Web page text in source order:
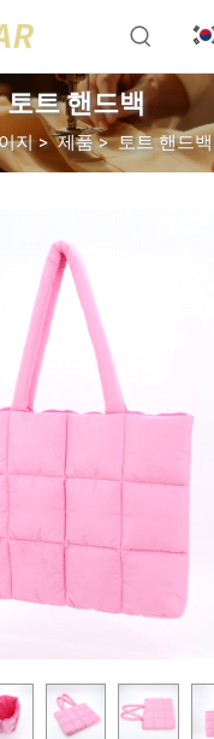
토트 핸드백
지>제품>토트 핸드백